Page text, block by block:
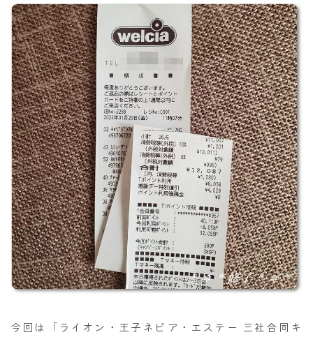
今回は「ライオン・王子ネピア・エステー 三社合同キ